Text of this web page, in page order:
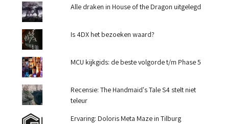
Alle draken in House of the Dragon uitgelegd
Is 4DX het bezoeken waard?
MCU kijkgids: de beste volgorde t/m Phase 5
Recensie: The Handmaid's Tale S4 stelt niet
teleur
Ervaring: Doloris Meta Maze in Tilburg